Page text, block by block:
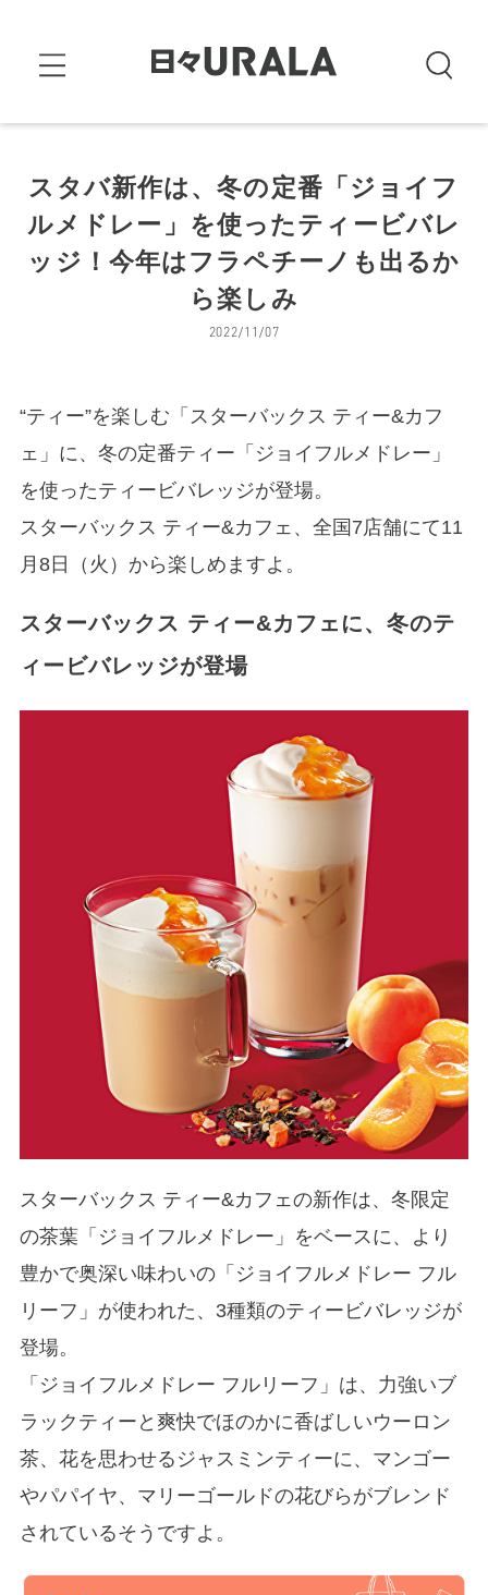
スタバ新作は、冬の定番「ジョイフ
ルメドレー」を使ったティービバレ
ッジ！今年はフラペチーノも出るか
ら楽しみ
2022/11/07
“ティー”を楽しむ「スターバックス ティー&カフ
ェ」に、冬の定番ティー「ジョイフルメドレー」
を使ったティービバレッジが登場。
スターバックス ティー&カフェ、全国7店舗にて11
月8日（火）から楽しめますよ。
スターバックス ティー&カフェに、冬のテ
ィービバレッジが登場
スターバックス ティー&カフェの新作は、冬限定
の茶葉「ジョイフルメドレー」をベースに、より
豊かで奥深い味わいの「ジョイフルメドレー フル
リーフ」が使われた、3種類のティービバレッジが
登場。
「ジョイフルメドレー フルリーフ」は、力強いブ
ラックティーと爽快でほのかに香ばしいウーロン
茶、花を思わせるジャスミンティーに、マンゴー
やパパイヤ、マリーゴールドの花びらがブレンド
されているそうですよ。